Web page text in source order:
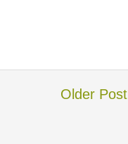
Older Post